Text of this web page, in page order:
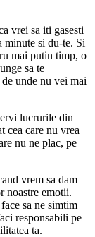
vrei sa iti gasesti
minute si du-te. Si
mai putin timp, o
sa te
unde nu vei mai
lucrurile din
cea care nu vrea
nu ne plac, pe
vrem sa dam
noastre emotii.
sa ne simtim
responsabili pe
ta.